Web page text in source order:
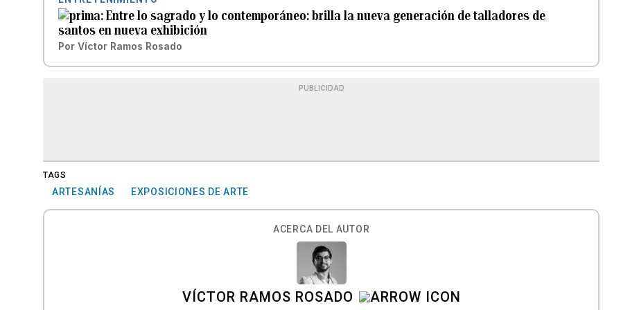
Entre lo sagrado y lo contemporáneo: brilla la nueva generación de talladores de
santos en nueva exhibición
Por Víctor Ramos Rosado
PUBLICIDAD
TAGS
ARTESANÍAS EXPOSICIONES DE ARTE
ACERCA DEL AUTOR
VÍCTOR RAMOS ROSADO